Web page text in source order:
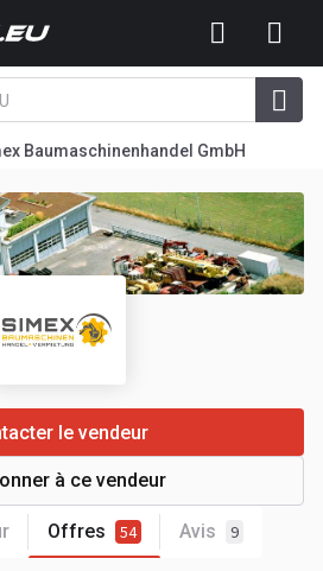
Baumaschinenhandel GmbH
Offres 54 Avis 9
le vendeur
à ce vendeur